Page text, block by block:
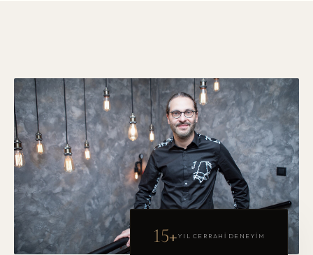
15+YIL CERRAHI DENEYIM